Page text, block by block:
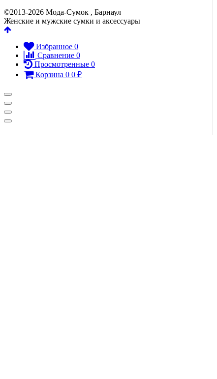
©2013-2026 Мода-Сумок , Барнаул
Женские и мужские сумки и аксессуары
Избранное 0
Сравнение 0
Просмотренные 0
Корзина 0 0 ₽